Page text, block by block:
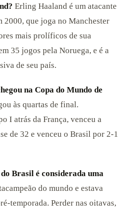
Erling Haaland é um atacante
2000, que joga no Manchester
mais prolíficos de sua
35 jogos pela Noruega, e é a
de seu país.
na Copa do Mundo de
às quartas de final.
I atrás da França, venceu a
de 32 e venceu o Brasil por 2-1
Brasil é considerada uma
do mundo e estava
temporada. Perder nas oitavas,